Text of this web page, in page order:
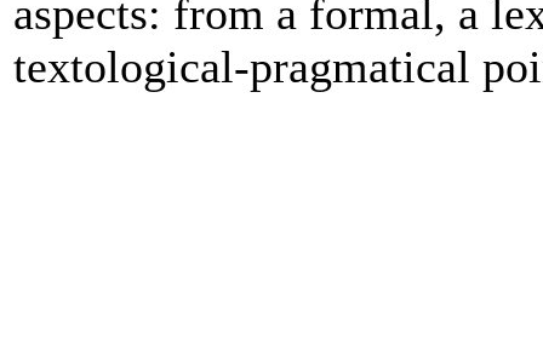
aspects: from a formal, a
textological-pragmatical